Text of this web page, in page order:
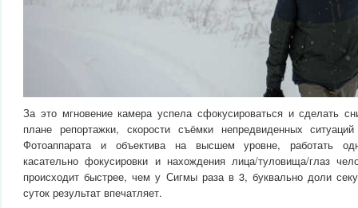
За это мгновение камера успела сфокусироваться и сделать
плане репортажки, скорости съёмки непредвиденных
Фотоаппарата и объектива на высшем уровне, работать
касательно фокусировки и нахождения лица/туловища/глаз
происходит быстрее, чем у Сигмы раза в 3, буквально доли
суток результат впечатляет.